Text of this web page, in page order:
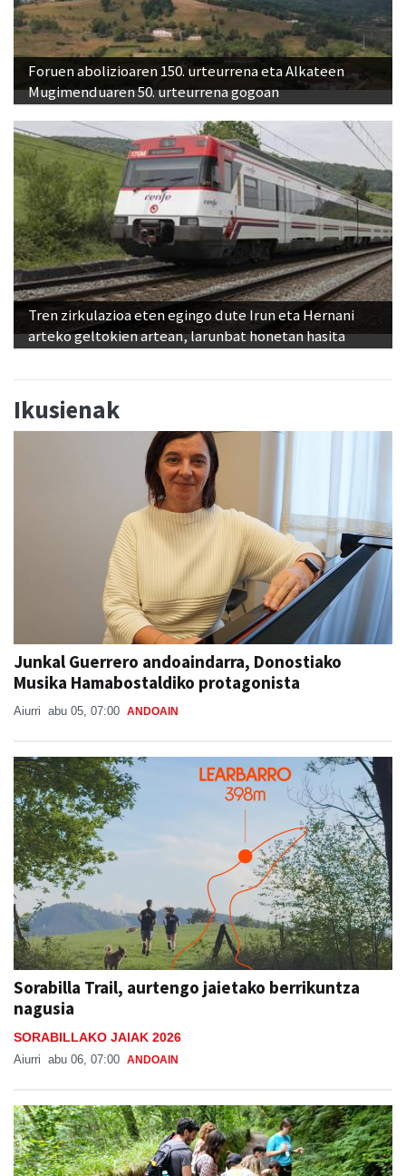
Foruen abolizioaren 150. urteurrena eta Alkateen
Mugimenduaren 50. urteurrena gogoan
Tren zirkulazioa eten egingo dute Irun eta Hernani
arteko geltokien artean, larunbat honetan hasita
Ikusienak
Junkal Guerrero andoaindarra, Donostiako
Musika Hamabostaldiko protagonista
Aiurri abu 05, 07:00 ANDOAIN
Sorabilla Trail, aurtengo jaietako berrikuntza
nagusia
SORABILLAKO JAIAK 2026
Aiurri abu 06, 07:00 ANDOAIN